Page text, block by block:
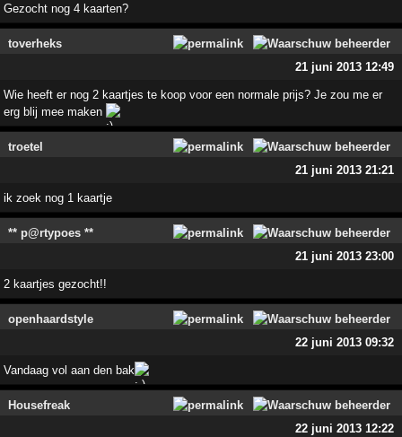
Gezocht nog 4 kaarten?
toverheks
21 juni 2013 12:49
Wie heeft er nog 2 kaartjes te koop voor een normale prijs? Je zou me er
erg blij mee maken
troetel
21 juni 2013 21:21
ik zoek nog 1 kaartje
** p@rtypoes **
21 juni 2013 23:00
2 kaartjes gezocht!!
openhaardstyle
22 juni 2013 09:32
Vandaag vol aan den bak
Housefreak
22 juni 2013 12:22